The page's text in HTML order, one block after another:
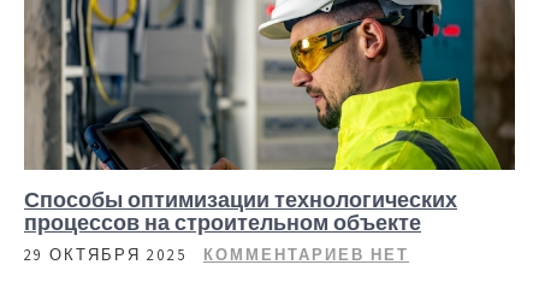
Способы оптимизации технологических
процессов на строительном объекте
29 ОКТЯБРЯ 2025 КОММЕНТАРИЕВ НЕТ